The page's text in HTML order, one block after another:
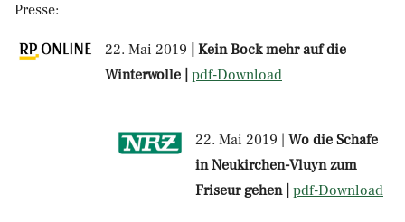
Presse:
22. Mai 2019 | Kein Bock mehr auf die
Winterwolle | pdf-Download
22. Mai 2019 | Wo die Schafe
in Neukirchen-Vluyn zum
Friseur gehen | pdf-Download